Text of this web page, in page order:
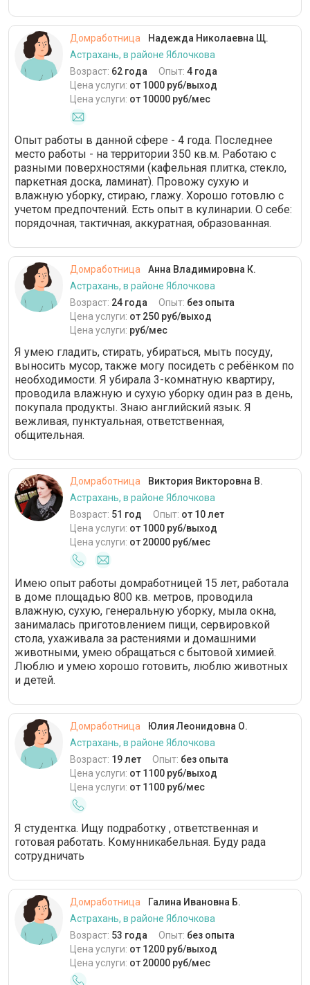
Домработница
Надежда Николаевна Щ.
Астрахань, в районе Яблочкова
Возраст: 62 года Опыт: 4 года
Цена услуги: от 1000 руб/выход
Цена услуги: от 10000 руб/мес
Опыт работы в данной сфере - 4 года. Последнее
место работы - на территории 350 кв.м. Работаю с
разными поверхностями (кафельная плитка, стекло,
паркетная доска, ламинат). Провожу сухую и
влажную уборку, стираю, глажу. Хорошо готовлю с
учетом предпочтений. Есть опыт в кулинарии. О себе:
порядочная, тактичная, аккуратная, образованная.
Домработница
Анна Владимировна К.
Астрахань, в районе Яблочкова
Возраст: 24 года Опыт: без опыта
Цена услуги: от 250 руб/выход
Цена услуги: руб/мес
Я умею гладить, стирать, убираться, мыть посуду,
выносить мусор, также могу посидеть с ребёнком по
необходимости. Я убирала 3-комнатную квартиру,
проводила влажную и сухую уборку один раз в день,
покупала продукты. Знаю английский язык. Я
вежливая, пунктуальная, ответственная,
общительная.
Домработница
Виктория Викторовна В.
Астрахань, в районе Яблочкова
Возраст: 51 год Опыт: от 10 лет
Цена услуги: от 1000 руб/выход
Цена услуги: от 20000 руб/мес
Имею опыт работы домработницей 15 лет, работала
в доме площадью 800 кв. метров, проводила
влажную, сухую, генеральную уборку, мыла окна,
занималась приготовлением пищи, сервировкой
стола, ухаживала за растениями и домашними
животными, умею обращаться с бытовой химией.
Люблю и умею хорошо готовить, люблю животных
и детей.
Домработница
Юлия Леонидовна О.
Астрахань, в районе Яблочкова
Возраст: 19 лет Опыт: без опыта
Цена услуги: от 1100 руб/выход
Цена услуги: от 1100 руб/мес
Я студентка. Ищу подработку , ответственная и
готовая работать. Комунникабельная. Буду рада
сотрудничать
Домработница
Галина Ивановна Б.
Астрахань, в районе Яблочкова
Возраст: 53 года Опыт: без опыта
Цена услуги: от 1200 руб/выход
Цена услуги: от 20000 руб/мес